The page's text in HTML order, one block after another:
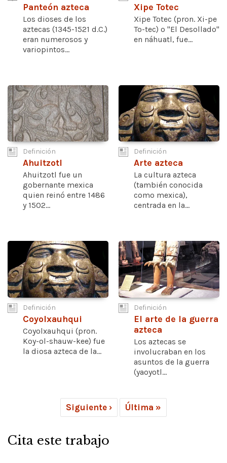
Panteón azteca
Los dioses de los
aztecas (1345-1521 d.C.)
eran numerosos y
variopintos...
Xipe Totec
Xipe Totec (pron. Xi-pe
To-tec) o "El Desollado"
en náhuatl, fue...
Definición
Ahuitzotl
Ahuitzotl fue un
gobernante mexica
quien reinó entre 1486
y 1502...
Definición
Arte azteca
La cultura azteca
(también conocida
como mexica),
centrada en la...
Definición
Coyolxauhqui
Coyolxauhqui (pron.
Koy-ol-shauw-kee) fue
la diosa azteca de la...
Definición
El arte de la guerra
azteca
Los aztecas se
involucraban en los
asuntos de la guerra
(yaoyotl...
Siguiente › Última »
Cita este trabajo